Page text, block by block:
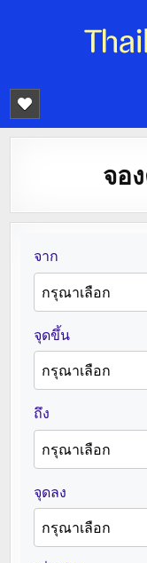
จองตั๋วรถออนไ
จอ